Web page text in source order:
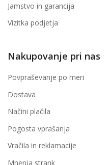
Jamstvo in garancija
Vizitka podjetja
Nakupovanje pri nas
Povpraševanje po meri
Dostava
Načini plačila
Pogosta vprašanja
Vračila in reklamacije
Mnenja strank